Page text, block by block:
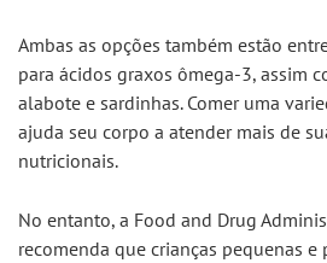
Ambas as opções também estão
para ácidos graxos ômega-3, assim
alabote e sardinhas. Comer uma
ajuda seu corpo a atender mais de
nutricionais.
No entanto, a Food and Drug
recomenda que crianças pequenas e